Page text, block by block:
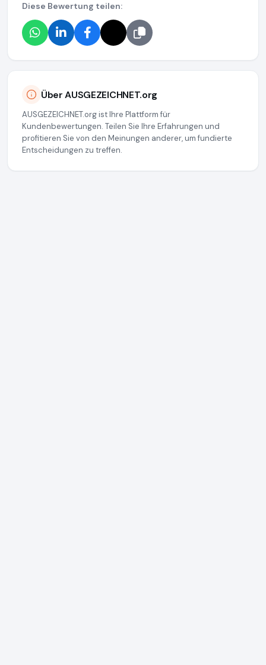
Diese Bewertung teilen:
Über AUSGEZEICHNET.org
AUSGEZEICHNET.org ist Ihre Plattform für
Kundenbewertungen. Teilen Sie Ihre Erfahrungen und
profitieren Sie von den Meinungen anderer, um fundierte
Entscheidungen zu treffen.